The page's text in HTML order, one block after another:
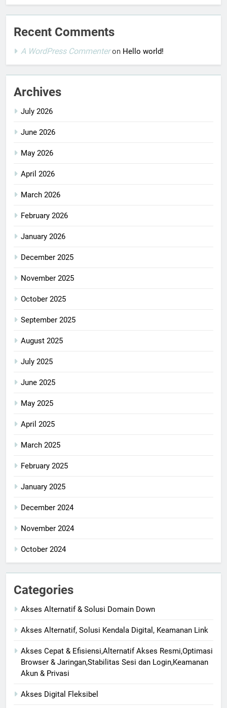
Recent Comments
A WordPress Commenteron Hello world!
Archives
July 2026
June 2026
May 2026
April 2026
March 2026
February 2026
January 2026
December 2025
November 2025
October 2025
September 2025
August 2025
July 2025
June 2025
May 2025
April 2025
March 2025
February 2025
January 2025
December 2024
November 2024
October 2024
Categories
Akses Alternatif & Solusi Domain Down
Akses Alternatif, Solusi Kendala Digital, Keamanan Link
Akses Cepat & Efisiensi,Alternatif Akses Resmi,Optimasi
Browser & Jaringan,Stabilitas Sesi dan Login,Keamanan
Akun & Privasi
Akses Digital Fleksibel